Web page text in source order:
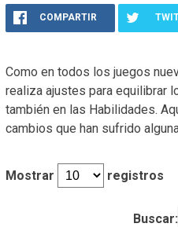
COMPARTIR
Como en todos los juegos
realiza ajustes para equilibrar
también en las Habilidades.
cambios que han sufrido
Mostrar registros
Buscar: